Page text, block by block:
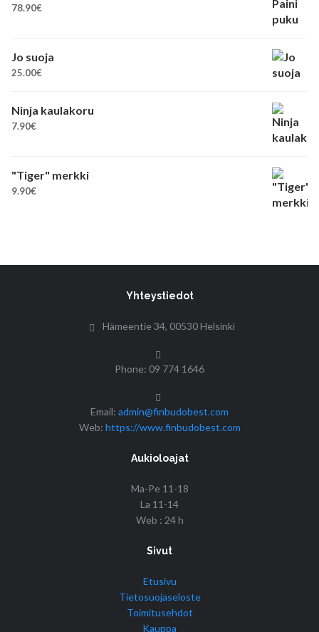
78.90€
Jo suoja
25.00€
Ninja kaulakoru
7.90€
"Tiger" merkki
9.90€
Yhteystiedot
Hämeentie 34, 00530 Helsinki
Phone: 09 774 1646
Email: admin@finbudobest.com
Web: https://www.finbudobest.com
Aukioloajat
Ma-Pe 11-18
La 11-14
Web : 24 h
Sivut
Etusivu
Tietosuojaseloste
Toimitusehdot
Kauppa